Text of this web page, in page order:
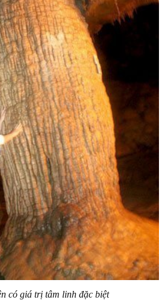
có giá trị tâm linh đặc biệt